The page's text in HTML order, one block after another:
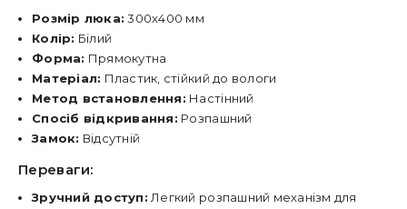
Розмір люка: 300x400 мм
Колір: Білий
Форма: Прямокутна
Матеріал: Пластик, стійкий до вологи
Метод встановлення: Настінний
Спосіб відкривання: Розпашний
Замок: Відсутній
Переваги:
Зручний доступ: Легкий розпашний механізм для